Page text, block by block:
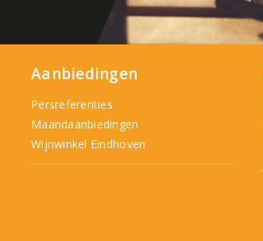
Aanbiedingen
Persreferenties
Maandaanbiedingen
Wijnwinkel Eindhoven